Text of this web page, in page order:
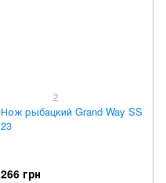
2
Нож рыбацкий Grand Way SS
23
266 грн